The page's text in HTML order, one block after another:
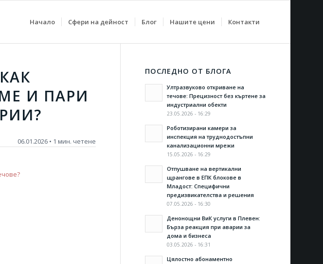
Начало Сфери на дейност Блог Нашите цени Контакти
И ПАРИ
06.01.2026 • 1 мин. четене
ПОСЛЕДНО ОТ БЛОГА
Ултразвуково откриване на
течове: Прецизност без къртене за
индустриални обекти
23.05.2026 - 16:29
Роботизирани камери за
инспекция на труднодостъпни
канализационни мрежи
15.05.2026 - 16:29
Отпушване на вертикални
щрангове в ЕПК блокове в
Младост: Специфични
предизвикателства и решения
07.05.2026 - 16:30
Денонощни ВиК услуги в Плевен:
Бърза реакция при аварии за
дома и бизнеса
03.05.2026 - 16:31
Цялостно абонаментно